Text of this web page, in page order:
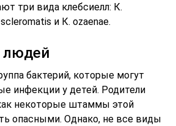
три вида клебсиелл: К.
и К. ozaenae.
людей
бактерий, которые могут
инфекции у детей. Родители
некоторые штаммы этой
опасными. Однако, не все виды